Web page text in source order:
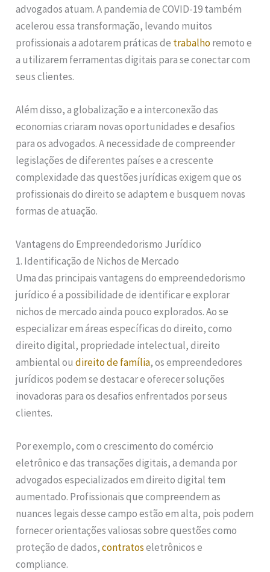
advogados atuam. A pandemia de COVID-19 também
acelerou essa transformação, levando muitos
profissionais a adotarem práticas de trabalhoremoto e
a utilizarem ferramentas digitais para se conectar com
seus clientes.
Além disso, a globalização e a interconexão das
economias criaram novas oportunidades e desafios
para os advogados. A necessidade de compreender
legislações de diferentes países e a crescente
complexidade das questões jurídicas exigem que os
profissionais do direito se adaptem e busquem novas
formas de atuação.
Vantagens do Empreendedorismo Jurídico
1. Identificação de Nichos de Mercado
Uma das principais vantagens do empreendedorismo
jurídico é a possibilidade de identificar e explorar
nichos de mercado ainda pouco explorados. Ao se
especializar em áreas específicas do direito, como
direito digital, propriedade intelectual, direito
ambiental oudireito de família, os empreendedores
jurídicos podem se destacar e oferecer soluções
inovadoras para os desafios enfrentados por seus
clientes.
Por exemplo, com o crescimento do comércio
eletrônico e das transações digitais, a demanda por
advogados especializados em direito digital tem
aumentado. Profissionais que compreendem as
nuances legais desse campo estão em alta, pois podem
fornecer orientações valiosas sobre questões como
proteção de dados,contratoseletrônicos e
compliance.